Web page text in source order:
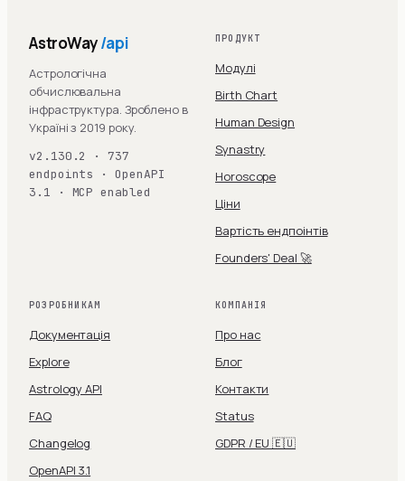
AstroWay/api
Астрологічна
обчислювальна
інфраструктура. Зроблено в
Україні з 2019 року.
v2.130.2 · 737
endpoints · OpenAPI
3.1 · MCP enabled
ПРОДУКТ
Модулі
Birth Chart
Human Design
Synastry
Horoscope
Ціни
Вартість ендпоінтів
Founders' Deal 🚀
РОЗРОБНИКАМ
Документація
Explore
Astrology API
FAQ
Changelog
OpenAPI 3.1
КОМПАНІЯ
Про нас
Блог
Контакти
Status
GDPR / EU 🇪🇺